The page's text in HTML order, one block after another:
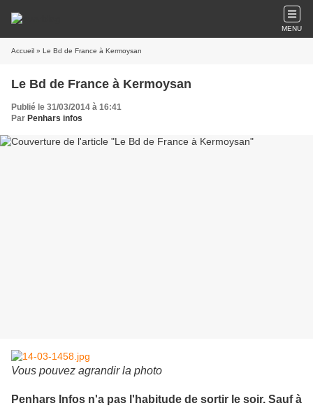
MENU
Accueil » Le Bd de France à Kermoysan
Le Bd de France à Kermoysan
Publié le 31/03/2014 à 16:41
Par Penhars infos
Vous pouvez agrandir la photo
Penhars Infos n'a pas l'habitude de sortir le soir. Sauf à